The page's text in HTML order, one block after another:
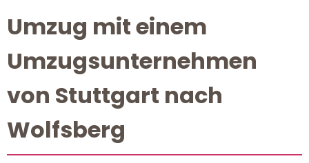
Umzug mit einem
Umzugsunternehmen
von Stuttgart nach
Wolfsberg